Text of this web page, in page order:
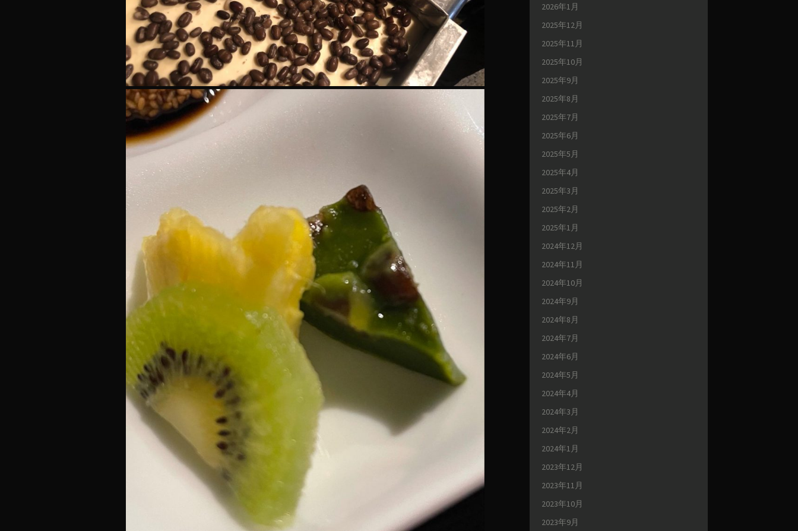
2026年1月
2025年12月
2025年11月
2025年10月
2025年9月
2025年8月
2025年7月
2025年6月
2025年5月
2025年4月
2025年3月
2025年2月
2025年1月
2024年12月
2024年11月
2024年10月
2024年9月
2024年8月
2024年7月
2024年6月
2024年5月
2024年4月
2024年3月
2024年2月
2024年1月
2023年12月
2023年11月
2023年10月
2023年9月